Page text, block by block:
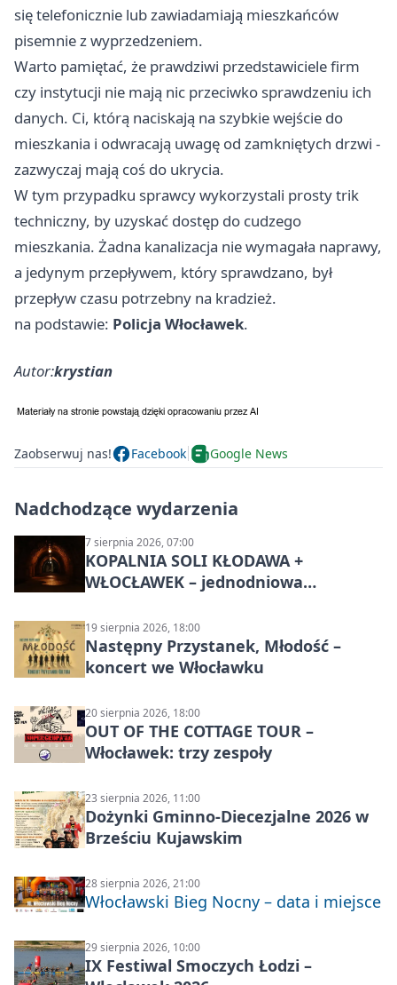
się telefonicznie lub zawiadamiają mieszkańców
pisemnie z wyprzedzeniem.
Warto pamiętać, że prawdziwi przedstawiciele firm
czy instytucji nie mają nic przeciwko sprawdzeniu ich
danych. Ci, którą naciskają na szybkie wejście do
mieszkania i odwracają uwagę od zamkniętych drzwi -
zazwyczaj mają coś do ukrycia.
W tym przypadku sprawcy wykorzystali prosty trik
techniczny, by uzyskać dostęp do cudzego
mieszkania. Żadna kanalizacja nie wymagała naprawy,
a jedynym przepływem, który sprawdzano, był
przepływ czasu potrzebny na kradzież.
na podstawie: Policja Włocławek.
Autor:krystian
Zaobserwuj nas! Facebook Google News
Nadchodzące wydarzenia
7 sierpnia 2026, 07:00
KOPALNIA SOLI KŁODAWA +
WŁOCŁAWEK – jednodniowa
19 sierpnia 2026, 18:00
Następny Przystanek, Młodość –
koncert we Włocławku
20 sierpnia 2026, 18:00
OUT OF THE COTTAGE TOUR –
Włocławek: trzy zespoły
23 sierpnia 2026, 11:00
Dożynki Gminno-Diecezjalne 2026 w
Brześciu Kujawskim
28 sierpnia 2026, 21:00
Włocławski Bieg Nocny – data i miejsce
29 sierpnia 2026, 10:00
IX Festiwal Smoczych Łodzi –